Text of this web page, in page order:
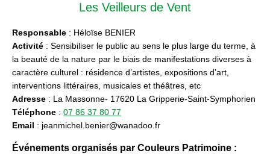
Les Veilleurs de Vent
Responsable : Héloïse BENIER
Activité : Sensibiliser le public au sens le plus large du terme, à
la beauté de la nature par le biais de manifestations diverses à
caractère culturel : résidence d’artistes, expositions d’art,
interventions littéraires, musicales et théâtres, etc
Adresse : La Massonne- 17620 La Gripperie-Saint-Symphorien
Téléphone : 07 86 37 80 77
Email : jeanmichel.benier@wanadoo.fr
Événements organisés par Couleurs Patrimoine :